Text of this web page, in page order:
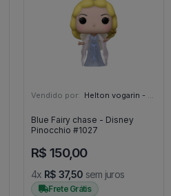
Vendido por: Helton vogarin - SP
Blue Fairy chase - Disney
Pinocchio #1027
R$ 150,00
4x R$ 37,50 sem juros
Frete Grátis